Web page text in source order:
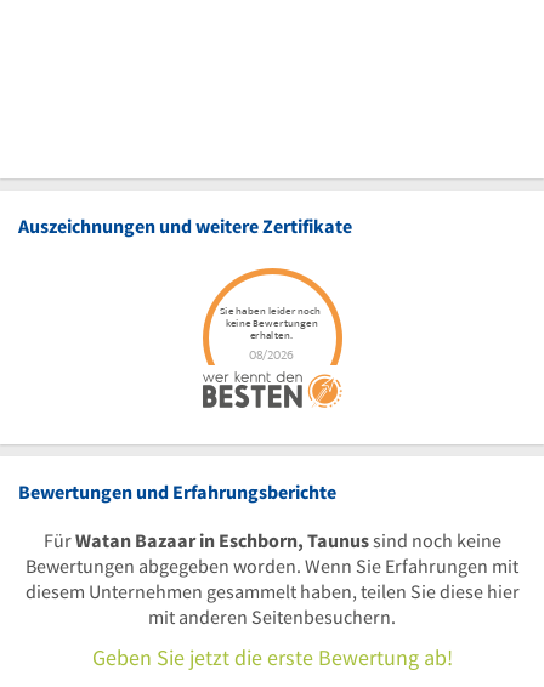
Auszeichnungen und weitere Zertifikate
Bewertungen und Erfahrungsberichte
FürWatan Bazaar in Eschborn, Taunussind noch keine
Bewertungen abgegeben worden. Wenn Sie Erfahrungen mit
diesem Unternehmen gesammelt haben, teilen Sie diese hier
mit anderen Seitenbesuchern.
Geben Sie jetzt die erste Bewertung ab!